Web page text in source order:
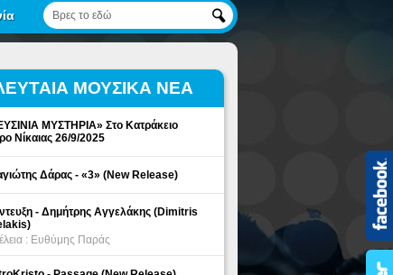
ΜΟΥΣΙΚΑ ΝΕΑ
ΜΥΣΤΗΡΙΑ» Στο Κατράκειο
Νίκαιας 26/9/2025
Δάρας - «3» (New Release)
- Δημήτρης Αγγελάκης (Dimitris
: Ευθύμης Παράς